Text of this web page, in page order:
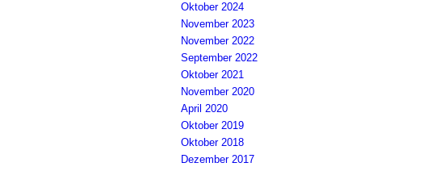
Oktober 2024
November 2023
November 2022
September 2022
Oktober 2021
November 2020
April 2020
Oktober 2019
Oktober 2018
Dezember 2017